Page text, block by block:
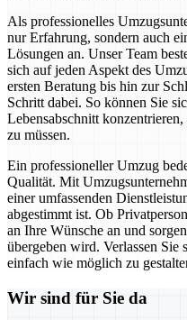
Als professionelles
nur Erfahrung, sondern auch
Lösungen an. Unser Team
sich auf jeden Aspekt des
ersten Beratung bis hin zur
Schritt dabei. So können Sie
Lebensabschnitt
zu müssen.
Ein professioneller Umzug
Qualität. Mit
einer umfassenden
abgestimmt ist. Ob
an Ihre Wünsche an und
übergeben wird. Verlassen
einfach wie möglich zu
Wir sind für Sie da